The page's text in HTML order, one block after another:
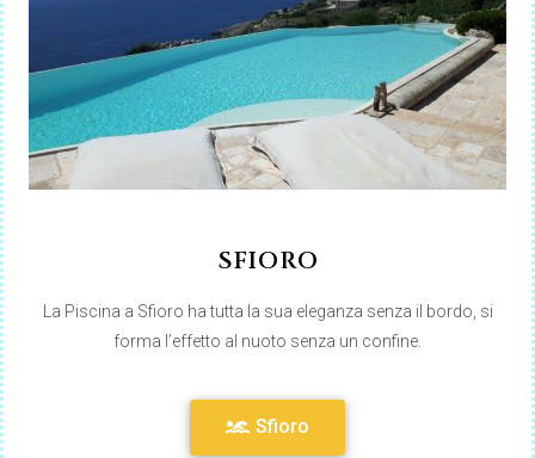
SFIORO
La Piscina a Sfioro ha tutta la sua eleganza senza il bordo, si
forma l’effetto al nuoto senza un confine.
Sfioro